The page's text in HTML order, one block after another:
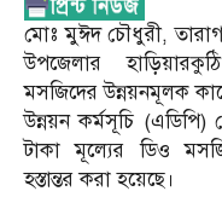
মোঃ মুঈদ চৌধুরী,
উপজেলার
মসজিদের উন্নয়নমূলক
উন্নয়ন কর্মসূচি
টাকা মূল্যের ডিও
হস্তান্তর করা হয়েছে।